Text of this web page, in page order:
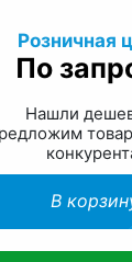
Розничная
По
Нашли
В